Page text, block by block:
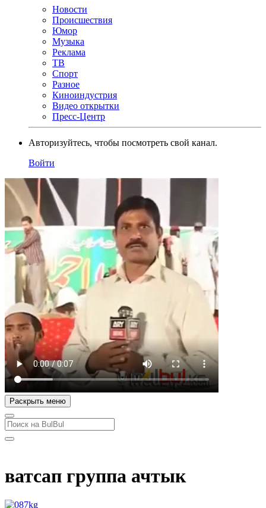
Новости
Происшествия
Юмор
Музыка
Реклама
ТВ
Спорт
Разное
Киноиндустрия
Видео открытки
Пресс-Центр
Авторизуйтесь, чтобы посмотреть свой канал.
Войти
Раскрыть меню
ватсап группа ачтык